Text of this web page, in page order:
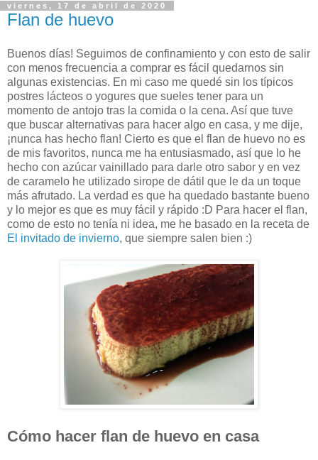
viernes, 17 de abril de 2020
Flan de huevo
Buenos días! Seguimos de confinamiento y con esto de salir
con menos frecuencia a comprar es fácil quedarnos sin
algunas existencias. En mi caso me quedé sin los típicos
postres lácteos o yogures que sueles tener para un
momento de antojo tras la comida o la cena. Así que tuve
que buscar alternativas para hacer algo en casa, y me dije,
¡nunca has hecho flan! Cierto es que el flan de huevo no es
de mis favoritos, nunca me ha entusiasmado, así que lo he
hecho con azúcar vainillado para darle otro sabor y en vez
de caramelo he utilizado sirope de dátil que le da un toque
más afrutado. La verdad es que ha quedado bastante bueno
y lo mejor es que es muy fácil y rápido :D Para hacer el flan,
como de esto no tenía ni idea, me he basado en la receta de
El invitado de invierno, que siempre salen bien :)
Cómo hacer flan de huevo en casa